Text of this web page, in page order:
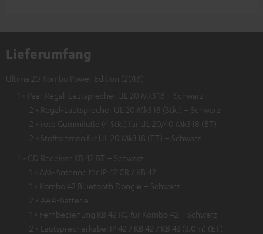
Lieferumfang
Ultima 20 Kombo Power Edition (2018)
1 × Paar Regal-Lautsprecher UL 20 Mk3 18 – Schwarz
2 × Regal-Lautsprecher UL 20 Mk3 18 (Stk.) – Schwarz
2 × rote Gummifüße (4 Stk.) für UL 20/40 Mk3 18 (ET)
2 × Stoffrahmen für UL 20 Mk3 18 (ET) – Schwarz
1 × CD Receiver KB 42 BT – Schwarz
1 × AM-Antenne für IP 42 CR / KB 42
1 × Kombo 42 Bluetooth Dongle – Schwarz
2 × AAA-Batterie
1 × Fernbedienung KB 42 RC für Kombo 42 – Schwarz
2 × Lautsprecherkabel IP 42 / KB 42 / KB 43 (3.0m) (ET)